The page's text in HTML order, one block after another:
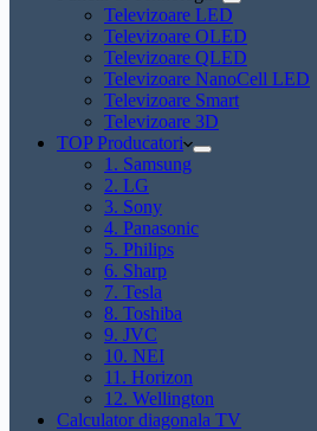
Televizoare LED
Televizoare OLED
Televizoare QLED
Televizoare NanoCell LED
Televizoare Smart
Televizoare 3D
TOP Producatori
1. Samsung
2. LG
3. Sony
4. Panasonic
5. Philips
6. Sharp
7. Tesla
8. Toshiba
9. JVC
10. NEI
11. Horizon
12. Wellington
Calculator diagonala TV